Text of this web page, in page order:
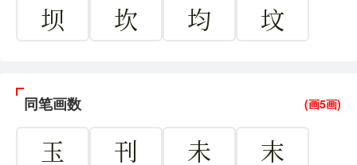
坝
坎 均 坟
同笔画数 (画5画)
玉 刊 未
末